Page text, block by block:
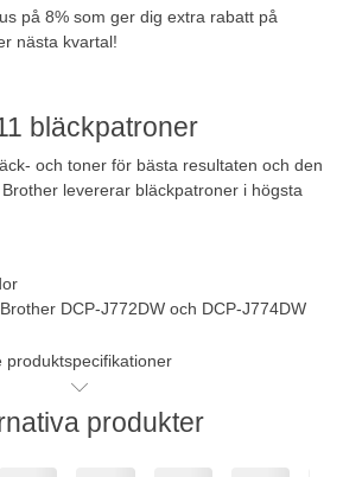
bläckpatroner
och toner för bästa resultaten och den
levererar bläckpatroner i högsta
DCP-J772DW och DCP-J774DW
produktspecifikationer
på 8% som ger dig extra rabatt på
nästa kvartal!
produkter